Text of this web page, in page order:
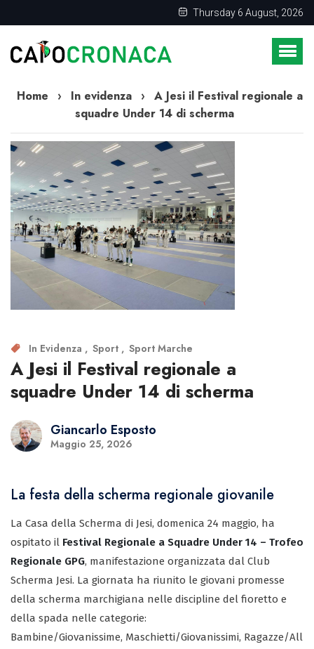
Thursday 6 August, 2026
Home › In evidenza ›
A Jesi il Festival regionale a
squadre Under 14 di scherma
In Evidenza Sport Sport Marche
A Jesi il Festival regionale a
squadre Under 14 di scherma
Giancarlo Esposto
Maggio 25, 2026
La festa della scherma regionale giovanile
La Casa della Scherma di Jesi, domenica 24 maggio, ha
ospitato il Festival Regionale a Squadre Under 14 – Trofeo
Regionale GPG, manifestazione organizzata dal Club
Scherma Jesi. La giornata ha riunito le giovani promesse
della scherma marchigiana nelle discipline del fioretto e
della spada nelle categorie:
Bambine/Giovanissime, Maschietti/Giovanissimi, Ragazze/All